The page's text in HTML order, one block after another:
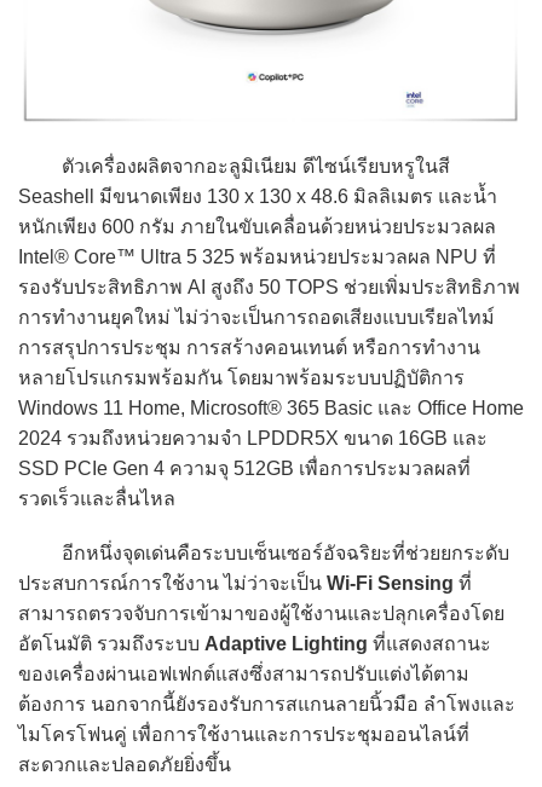
ตัวเครื่องผลิตจากอะลูมิเนียม ดีไซน์เรียบหรูในสี
Seashell มีขนาดเพียง 130 x 130 x 48.6 มิลลิเมตร และน้ำ
หนักเพียง 600 กรัม ภายในขับเคลื่อนด้วยหน่วยประมวลผล
Intel® Core™ Ultra 5 325 พร้อมหน่วยประมวลผล NPU ที่
รองรับประสิทธิภาพ AI สูงถึง 50 TOPS ช่วยเพิ่มประสิทธิภาพ
การทำงานยุคใหม่ ไม่ว่าจะเป็นการถอดเสียงแบบเรียลไทม์
การสรุปการประชุม การสร้างคอนเทนต์ หรือการทำงาน
หลายโปรแกรมพร้อมกัน โดยมาพร้อมระบบปฏิบัติการ
Windows 11 Home, Microsoft® 365 Basic และ Office Home
2024 รวมถึงหน่วยความจำ LPDDR5X ขนาด 16GB และ
SSD PCIe Gen 4 ความจุ 512GB เพื่อการประมวลผลที่
รวดเร็วและลื่นไหล
อีกหนึ่งจุดเด่นคือระบบเซ็นเซอร์อัจฉริยะที่ช่วยยกระดับ
ประสบการณ์การใช้งาน ไม่ว่าจะเป็น Wi-Fi Sensing ที่
สามารถตรวจจับการเข้ามาของผู้ใช้งานและปลุกเครื่องโดย
อัตโนมัติ รวมถึงระบบ Adaptive Lighting ที่แสดงสถานะ
ของเครื่องผ่านเอฟเฟกต์แสงซึ่งสามารถปรับแต่งได้ตาม
ต้องการ นอกจากนี้ยังรองรับการสแกนลายนิ้วมือ ลำโพงและ
ไมโครโฟนคู่ เพื่อการใช้งานและการประชุมออนไลน์ที่
สะดวกและปลอดภัยยิ่งขึ้น